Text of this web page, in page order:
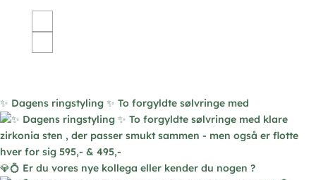
på
varesiden
✨ Dagens ringstyling ✨ To forgyldte sølvringe med
💎💍 Er du vores nye kollega eller kender du nogen ?